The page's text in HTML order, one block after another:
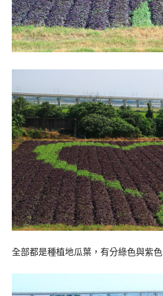
全部都是種植地瓜葉，有分綠色與紫色